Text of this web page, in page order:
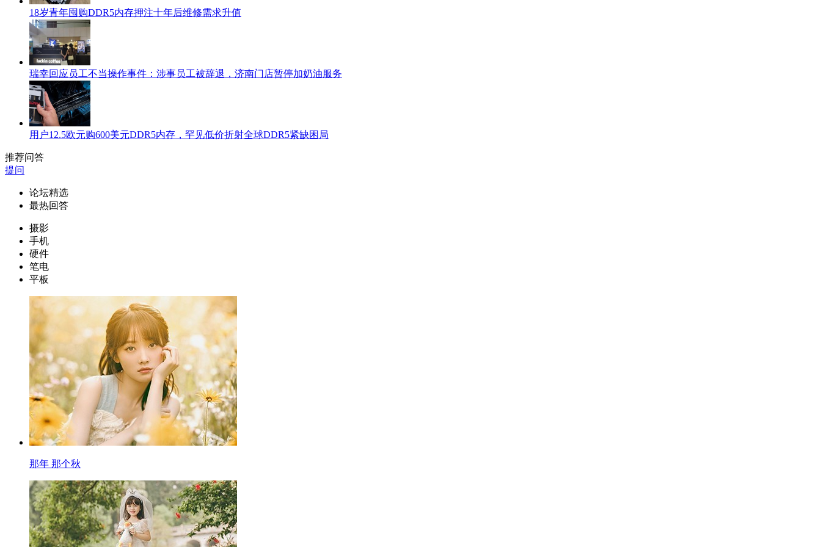
18岁青年囤购DDR5内存押注十年后维修需求升值
瑞幸回应员工不当操作事件：涉事员工被辞退，济南门店暂停加奶油服务
用户12.5欧元购600美元DDR5内存，罕见低价折射全球DDR5紧缺困局
推荐问答
提问
论坛精选
最热回答
摄影
手机
硬件
笔电
平板
那年 那个秋